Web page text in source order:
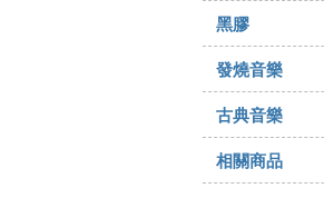
黑膠
發燒音樂
古典音樂
相關商品